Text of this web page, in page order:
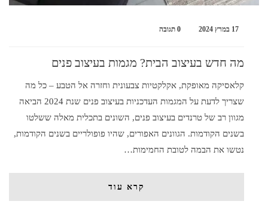
17 במרץ 2024 0 תגובה
מה חדש בעיצוב הבית? מגמות בעיצוב פנים
קלאסיקה מאופקת, אקלקטיות צבעונית וחזרה אל הטבע – כל מה
שצריך לדעת על המגמות העדכניות בעיצוב פנים שנת 2024 הביאה
מגוון רב של טרנדים בעיצוב פנים, השונים בתכלית מאלה ששלטו
בשנים הקודמות. הגוונים האפורים, שהיו פופולריים בשנים הקודמות,
נטשו את הבמה לטובת החמימות…
קרא עוד